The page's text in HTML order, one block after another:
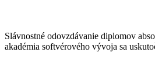
Slávnostné odovzdávanie diplomov
akadémia softvérového vývoja sa